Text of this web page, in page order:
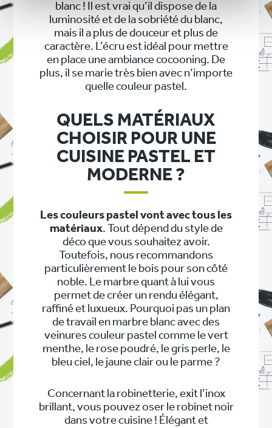
blanc ! Il est vrai qu’il dispose de la
luminosité et de la sobriété du blanc,
mais il a plus de douceur et plus de
caractère. L’écru est idéal pour mettre
en place une ambiance cocooning. De
plus, il se marie très bien avec n’importe
quelle couleur pastel.
QUELS MATÉRIAUX
CHOISIR POUR UNE
CUISINE PASTEL ET
MODERNE ?
Les couleurs pastel vont avec tous les
matériaux. Tout dépend du style de
déco que vous souhaitez avoir.
Toutefois, nous recommandons
particulièrement le bois pour son côté
noble. Le marbre quant à lui vous
permet de créer un rendu élégant,
raffiné et luxueux. Pourquoi pas un plan
de travail en marbre blanc avec des
veinures couleur pastel comme le vert
menthe, le rose poudré, le gris perle, le
bleu ciel, le jaune clair ou le parme ?
Concernant la robinetterie, exit l’inox
brillant, vous pouvez oser le robinet noir
dans votre cuisine ! Élégant et